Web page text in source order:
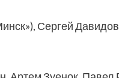
Сергей